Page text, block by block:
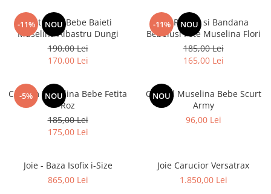
-11% NOU
Costumas Bebe Baieti
Muselina Albastru Dungi
190,00 Lei
170,00 Lei
-11% NOU
Set Rochie si Bandana
Bebelusi Fete Muselina Flori
185,00 Lei
165,00 Lei
-5% NOU
Costum Muselina Bebe Fetita
Roz
185,00 Lei
175,00 Lei
NOU
Overall Muselina Bebe Scurt
Army
96,00 Lei
Joie - Baza Isofix i-Size
865,00 Lei
Joie Carucior Versatrax
1.850,00 Lei